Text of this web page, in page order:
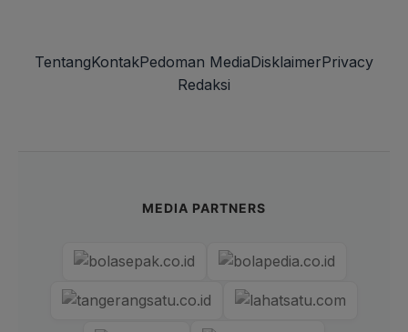
TentangKontakPedoman MediaDisklaimerPrivacy
Redaksi
MEDIA PARTNERS